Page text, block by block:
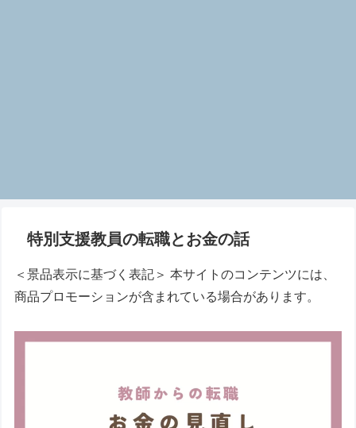
特別支援教員の転職とお金の話
＜景品表示に基づく表記＞ 本サイトのコンテンツには、
商品プロモーションが含まれている場合があります。